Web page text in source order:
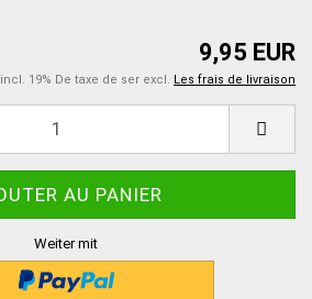
9,95 EUR
incl. 19% De taxe de ser excl. Les frais de livraison
Weiter mit